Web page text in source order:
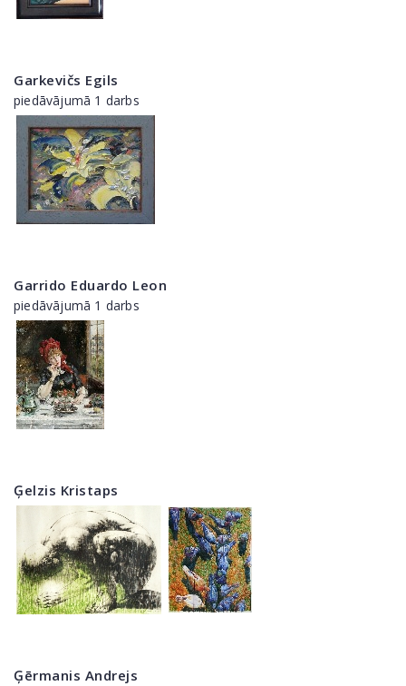
Garkevičs Egils
piedāvājumā 1 darbs
Garrido Eduardo Leon
piedāvājumā 1 darbs
Ģelzis Kristaps
Ģērmanis Andrejs